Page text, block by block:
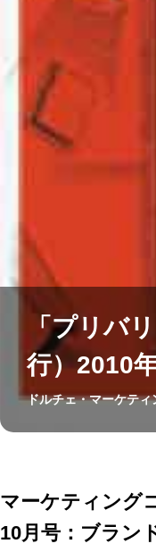
「プリバ
行）2010
ドルチェ・マーケティ
マーケティング
10月号：ブラン